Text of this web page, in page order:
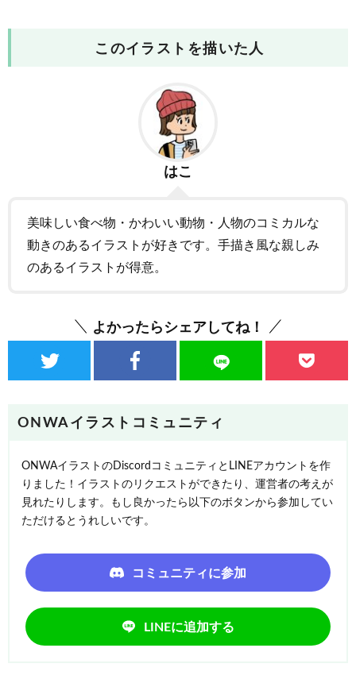
このイラストを描いた人
はこ
美味しい食べ物・かわいい動物・人物のコミカルな
動きのあるイラストが好きです。手描き風な親しみ
のあるイラストが得意。
よかったらシェアしてね！
ONWAイラストコミュニティ
ONWAイラストのDiscordコミュニティとLINEアカウントを作
りました！イラストのリクエストができたり、運営者の考えが
見れたりします。もし良かったら以下のボタンから参加してい
ただけるとうれしいです。
コミュニティに参加
LINEに追加する